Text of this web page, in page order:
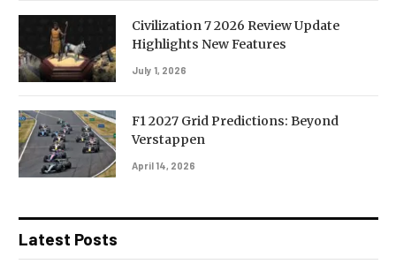
Civilization 7 2026 Review Update
Highlights New Features
July 1, 2026
F1 2027 Grid Predictions: Beyond
Verstappen
April 14, 2026
Latest Posts